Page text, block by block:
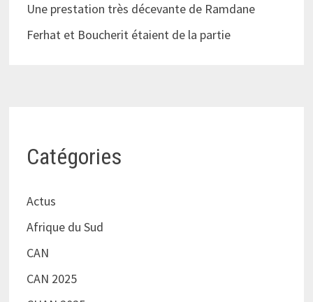
Une prestation très décevante de Ramdane
Ferhat et Boucherit étaient de la partie
Catégories
Actus
Afrique du Sud
CAN
CAN 2025